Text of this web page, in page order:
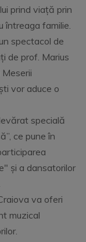
prind viață prin
întreaga familie.
spectacol de
de prof. Marius
vor aduce o
specială
ce pune în
și a dansatorilor
va oferi
muzical